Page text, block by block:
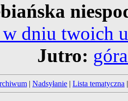
dniu twoich
Jutro:
Nadsyłanie Lista tematyczna